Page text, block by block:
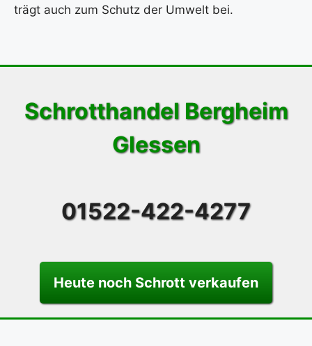
trägt auch zum Schutz der Umwelt bei.
Schrotthandel Bergheim
Glessen
01522-422-4277
Heute noch Schrott verkaufen